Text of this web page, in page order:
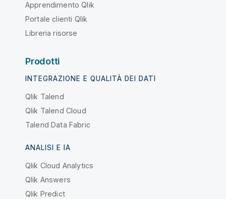
Apprendimento Qlik
Portale clienti Qlik
Libreria risorse
Prodotti
INTEGRAZIONE E QUALITÀ DEI DATI
Qlik Talend
Qlik Talend Cloud
Talend Data Fabric
ANALISI E IA
Qlik Cloud Analytics
Qlik Answers
Qlik Predict